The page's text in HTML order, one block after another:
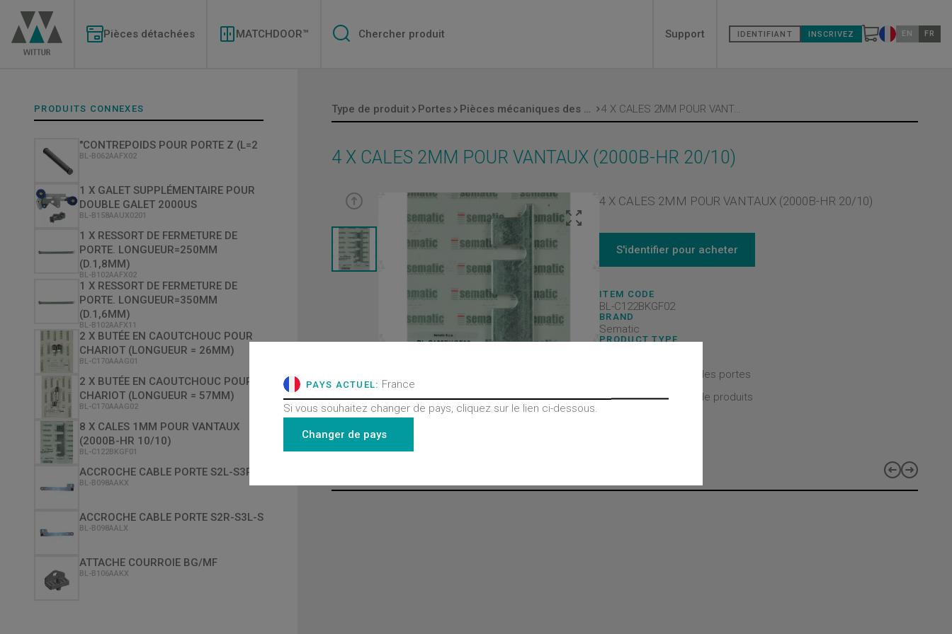
contenu
principal
Pièces détachées
MATCHDOOR™
Secondary
Support IDENTIFIANT INSCRIVEZ Changer de
EN FR
Type de produit Portes Pièces mécaniques des portes 4 X CALES 2MM POUR VANTAUX (2000B-HR 20/10)
4 X CALES 2MM POUR VANTAUX (2000B-HR 20/10)
4 X CALES 2MM POUR VANTAUX (2000B-HR 20/10)
S'identifier pour acheter
ITEM CODE
BL-C122BKGF02
BRAND
Sematic
PRODUCT TYPE
Pièces mécaniques des portes
Toutes les gammes de produits
PRODUITS CONNEXES
"CONTREPOIDS POUR PORTE Z (L=2
BL-B062AAFX02
1 X GALET SUPPLÉMENTAIRE POUR
DOUBLE GALET 2000US
BL-B158AAUX0201
1 X RESSORT DE FERMETURE DE
PORTE. LONGUEUR=250MM
(D.1,8MM)
BL-B102AAFX02
1 X RESSORT DE FERMETURE DE
PORTE. LONGUEUR=350MM
(D.1,6MM)
BL-B102AAFX11
2 X BUTÉE EN CAOUTCHOUC POUR
CHARIOT (LONGUEUR = 26MM)
BL-C170AAAG01
2 X BUTÉE EN CAOUTCHOUC POUR
CHARIOT (LONGUEUR = 57MM)
BL-C170AAAG02
8 X CALES 1MM POUR VANTAUX
(2000B-HR 10/10)
BL-C122BKGF01
ACCROCHE CABLE PORTE S2L-S3R-S
BL-B098AAKX
ACCROCHE CABLE PORTE S2R-S3L-S
BL-B098AALX
ATTACHE COURROIE BG/MF
BL-B106AAKX
PAYS ACTUEL: France
Si vous souhaitez changer de pays, cliquez sur le lien ci-dessous.
Changer de pays